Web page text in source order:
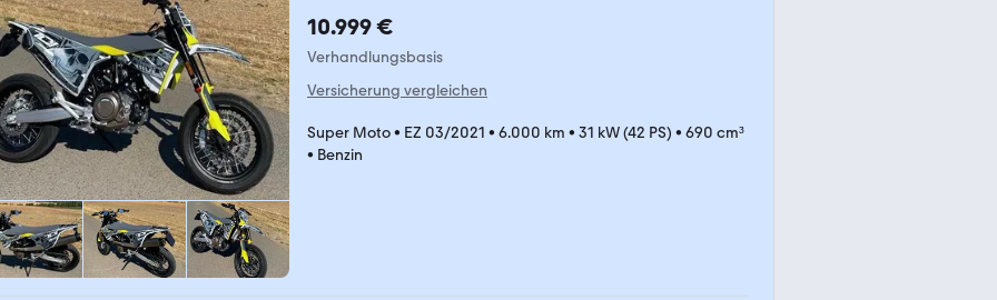
10.999 €
Verhandlungsbasis
Versicherung vergleichen
Super Moto• EZ 03/2021 • 6.000 km • 31 kW (42 PS) • 690 cm³
• Benzin